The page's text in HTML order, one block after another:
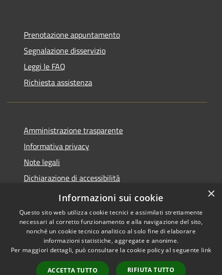
Prenotazione appuntamento
Segnalazione disservizio
Leggi le FAQ
Richiesta assistenza
Amministrazione trasparente
Informativa privacy
Note legali
Dichiarazione di accessibilità
Piano di miglioramento del sito
Accessibilità
Copyright © 2026 • Comune di
Dalmine • Powered by
Municipium•
Accesso
×
Informazioni sui cookie
Questo sito web utilizza cookie tecnici e assimilati strettamente
necessari al corretto funzionamento e alla navigazione del sito,
nonché un cookie tecnico analitico al solo fine di elaborare
informazioni statistiche, aggregate e anonime.
Per maggiori dettagli, può consultare la cookie policy al seguente link
ACCETTA TUTTO RIFIUTA TUTTO